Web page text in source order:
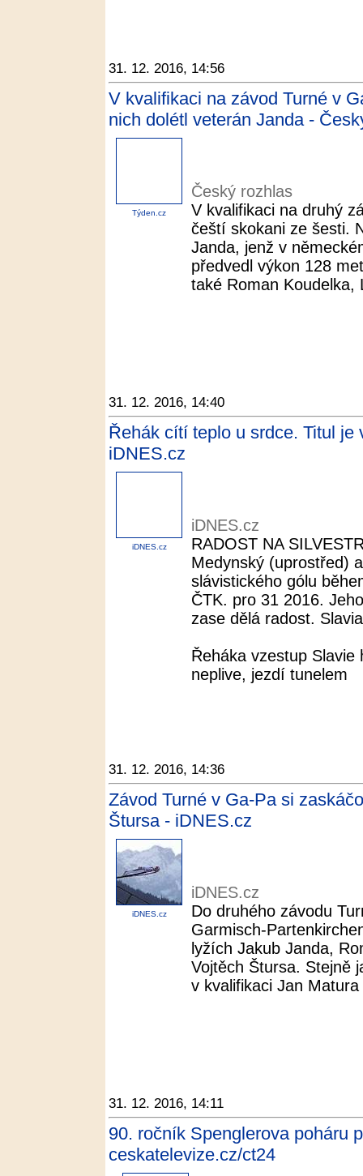
31. 12. 2016, 14:56
V kvalifikaci na závod Turné v
nich dolétl veterán Janda -
Týden.cz
Český rozhlas
V kvalifikaci na druhý
čeští skokani ze šesti.
Janda, jenž v
předvedl výkon 128
také Roman Koudelka,
31. 12. 2016, 14:40
Řehák cítí teplo u srdce. Titul
iDNES.cz
iDNES.cz
iDNES.cz
RADOST NA
Medynský (uprostřed)
slávistického gólu
ČTK. pro 31 2016.
zase dělá radost.
Řeháka vzestup
neplive, jezdí tunelem
31. 12. 2016, 14:36
Závod Turné v Ga-Pa si
Štursa - iDNES.cz
iDNES.cz
iDNES.cz
Do druhého závodu
Garmisch-
lyžích Jakub Janda,
Vojtěch Štursa. Stejně
v kvalifikaci Jan
31. 12. 2016, 14:11
90. ročník Spenglerova poháru
ceskatelevize.cz/ct24